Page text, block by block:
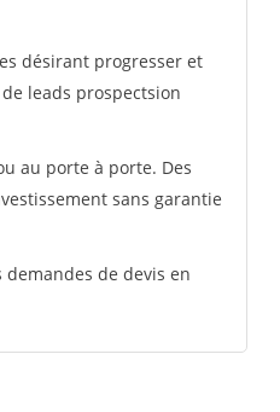
désirant progresser et
leads prospectsion
au porte à porte. Des
sans garantie
de devis en